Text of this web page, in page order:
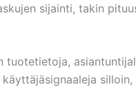
sijainti, takin